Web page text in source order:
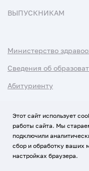
ВЫПУСКНИКАМ
Министерство
Сведения об
Абитуриенту
Использование Cookies
Политика обработки
Этот сайт использует
работы сайта. Мы
подключили
сбор и обработку ваших
настройках браузера.